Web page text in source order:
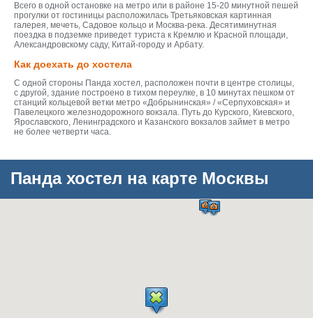
Всего в одной остановке на метро или в районе 15-20 минутной пешей
прогулки от гостиницы расположилась Третьяковская картинная
галерея, мечеть, Садовое кольцо и Москва-река. Десятиминутная
поездка в подземке приведет туриста к Кремлю и Красной площади,
Александровскому саду, Китай-городу и Арбату.
Как доехать до хостела
С одной стороны Панда хостел, расположен почти в центре столицы,
с другой, здание построено в тихом переулке, в 10 минутах пешком от
станций кольцевой ветки метро «Добрынинская» / «Серпуховская» и
Павелецкого железнодорожного вокзала. Путь до Курского, Киевского,
Ярославского, Ленинградского и Казанского вокзалов займет в метро
не более четверти часа.
Панда хостел на карте Москвы